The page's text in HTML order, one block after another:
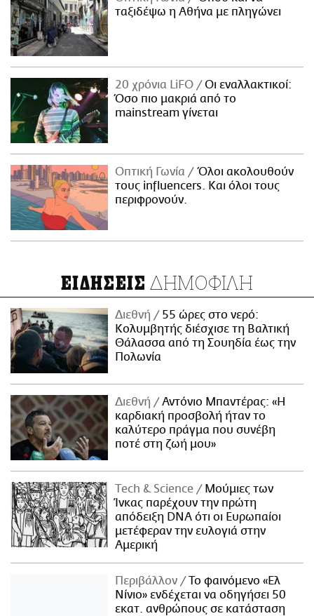
ταξιδέψω η Αθήνα με πληγώνει
20 χρόνια LiFO
Οι εναλλακτικοί:
Όσο πιο μακριά από το
mainstream γίνεται
Οπτική Γωνία
Όλοι ακολουθούν
τους influencers. Και όλοι τους
περιφρονούν.
ΕΙΔΗΣΕΙΣ ΔΗΜΟΦΙΛΗ
Διεθνή
55 ώρες στο νερό:
Κολυμβητής διέσχισε τη Βαλτική
Θάλασσα από τη Σουηδία έως την
Πολωνία
Διεθνή
Αντόνιο Μπαντέρας: «Η
καρδιακή προσβολή ήταν το
καλύτερο πράγμα που συνέβη
ποτέ στη ζωή μου»
Τech & Science
Μούμιες των
Ίνκας παρέχουν την πρώτη
απόδειξη DNA ότι οι Ευρωπαίοι
μετέφεραν την ευλογιά στην
Αμερική
Περιβάλλον
Το φαινόμενο «Ελ
Νίνιο» ενδέχεται να οδηγήσει 50
εκατ. ανθρώπους σε κατάσταση